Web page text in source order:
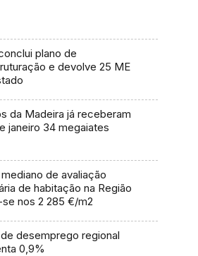
plano de
e devolve 25 ME
da Madeira já receberam
janeiro 34 megaiates
de avaliação
de habitação na Região
nos 2 285 €/m2
desemprego regional
0,9%